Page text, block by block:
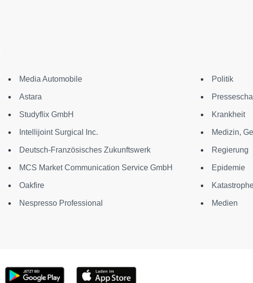
Media Automobile
Astara
Studyflix GmbH
Intellijoint Surgical Inc.
Deutsch-Französisches Zukunftswerk
MCS Market Communication Service GmbH
Oakfire
Nespresso Professional
Politik
Krankheit
Medizin,
Regierung
Epidemie
Medien